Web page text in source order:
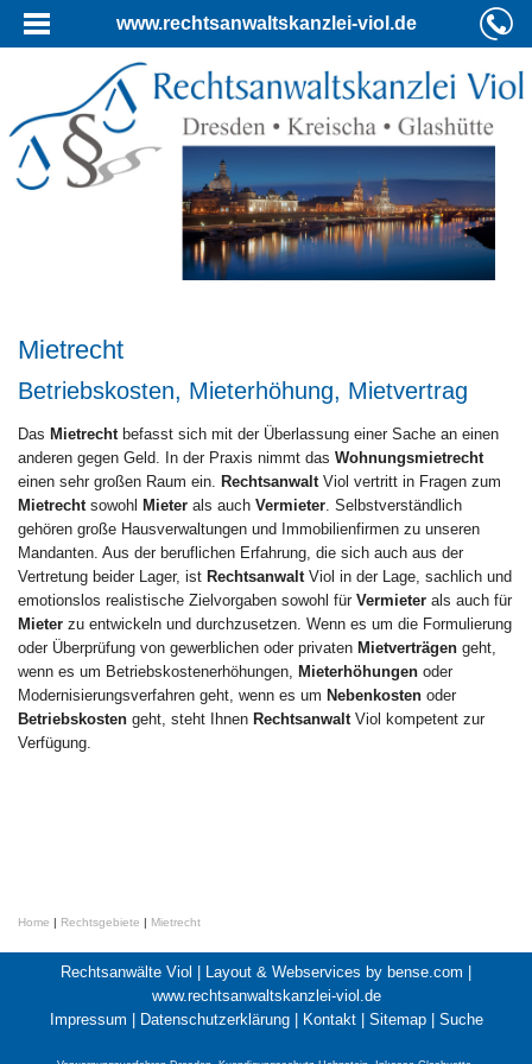
www.rechtsanwaltskanzlei-viol.de
Mietrecht
Betriebskosten, Mieterhöhung, Mietvertrag
Das Mietrecht befasst sich mit der Überlassung einer Sache an einen
anderen gegen Geld. In der Praxis nimmt das Wohnungsmietrecht
einen sehr großen Raum ein. Rechtsanwalt Viol vertritt in Fragen zum
Mietrecht sowohl Mieter als auch Vermieter . Selbstverständlich
gehören große Hausverwaltungen und Immobilienfirmen zu unseren
Mandanten. Aus der beruflichen Erfahrung, die sich auch aus der
Vertretung beider Lager, ist Rechtsanwalt Viol in der Lage, sachlich und
emotionslos realistische Zielvorgaben sowohl für Vermieter als auch für
Mieter zu entwickeln und durchzusetzen. Wenn es um die Formulierung
oder Überprüfung von gewerblichen oder privaten Mietverträgen geht,
wenn es um Betriebskostenerhöhungen, Mieterhöhungen oder
Modernisierungsverfahren geht, wenn es um Nebenkosten oder
Betriebskosten geht, steht Ihnen Rechtsanwalt Viol kompetent zur
Verfügung.
Home | Rechtsgebiete | Mietrecht
Rechtsanwälte Viol | Layout & Webservices by bense.com |
www.rechtsanwaltskanzlei-viol.de
Impressum | Datenschutzerklärung| Kontakt| Sitemap| Suche